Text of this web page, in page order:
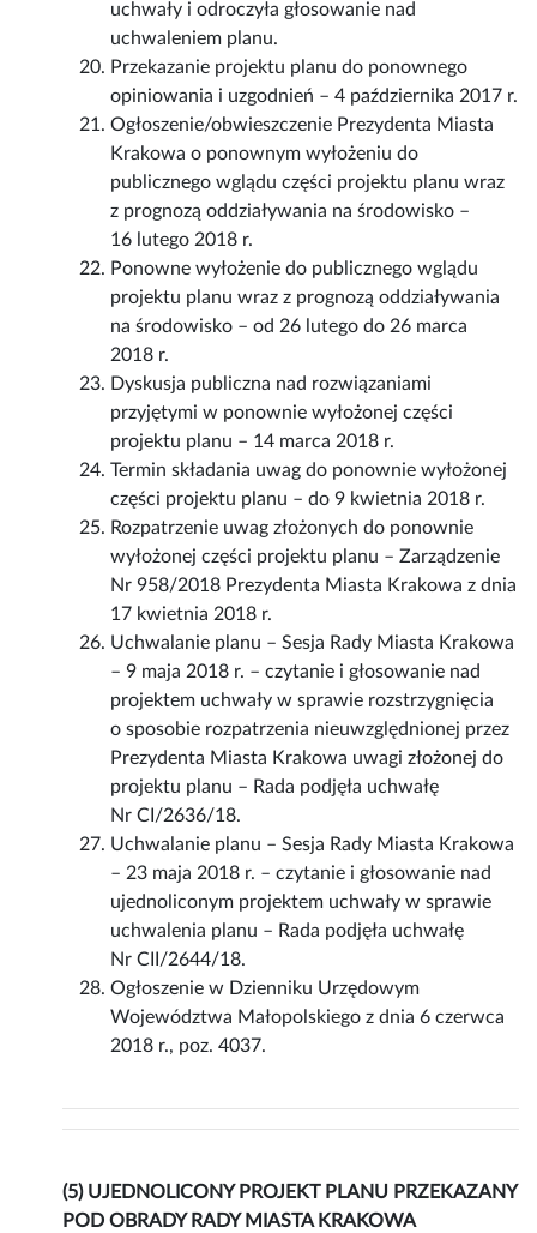
uchwały i odroczyła głosowanie nad
uchwaleniem planu.
Przekazanie projektu planu do ponownego
opiniowania i uzgodnień – 4 października 2017 r.
Ogłoszenie/obwieszczenie Prezydenta Miasta
Krakowa o ponownym wyłożeniu do
publicznego wglądu części projektu planu wraz
z prognozą oddziaływania na środowisko –
16 lutego 2018 r.
Ponowne wyłożenie do publicznego wglądu
projektu planu wraz z prognozą oddziaływania
na środowisko – od 26 lutego do 26 marca
2018 r.
Dyskusja publiczna nad rozwiązaniami
przyjętymi w ponownie wyłożonej części
projektu planu – 14 marca 2018 r.
Termin składania uwag do ponownie wyłożonej
części projektu planu – do 9 kwietnia 2018 r.
Rozpatrzenie uwag złożonych do ponownie
wyłożonej części projektu planu – Zarządzenie
Nr 958/2018 Prezydenta Miasta Krakowa z dnia
17 kwietnia 2018 r.
Uchwalanie planu – Sesja Rady Miasta Krakowa
– 9 maja 2018 r. – czytanie i głosowanie nad
projektem uchwały w sprawie rozstrzygnięcia
o sposobie rozpatrzenia nieuwzględnionej przez
Prezydenta Miasta Krakowa uwagi złożonej do
projektu planu – Rada podjęła uchwałę
Nr CI/2636/18.
Uchwalanie planu – Sesja Rady Miasta Krakowa
– 23 maja 2018 r. – czytanie i głosowanie nad
ujednoliconym projektem uchwały w sprawie
uchwalenia planu – Rada podjęła uchwałę
Nr CII/2644/18.
Ogłoszenie w Dzienniku Urzędowym
Województwa Małopolskiego z dnia 6 czerwca
2018 r., poz. 4037.
(5) UJEDNOLICONY PROJEKT PLANU PRZEKAZANY
POD OBRADY RADY MIASTA KRAKOWA